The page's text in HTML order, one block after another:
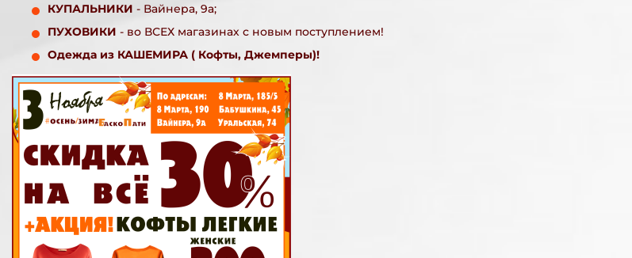
КУПАЛЬНИКИ - Вайнера, 9а;
ПУХОВИКИ - во ВСЕХ магазинах с новым поступлением!
Одежда из КАШЕМИРА ( Кофты, Джемперы)!